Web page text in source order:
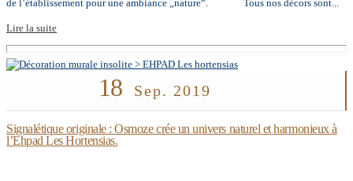
de l’établissement pour une ambiance „nature“. Tous nos décors sont...
Lire la suite
18 Sep. 2019
Signalétique originale : Osmoze crée un univers naturel et harmonieux à
l’Ehpad Les Hortensias.